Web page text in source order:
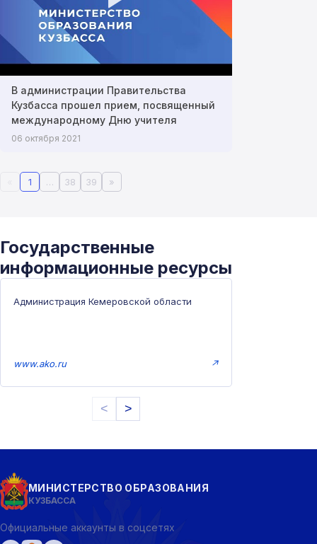
В администрации Правительства
Кузбасса прошел прием, посвященный
международному Дню учителя
06 октября 2021
1 … 38 39 »
Государственные
информационные ресурсы
Администрация Кемеровской области
www.ako.ru ↗
< >
МИНИСТЕРСТВО ОБРАЗОВАНИЯ
КУЗБАССА
Официальные аккаунты в соцсетях